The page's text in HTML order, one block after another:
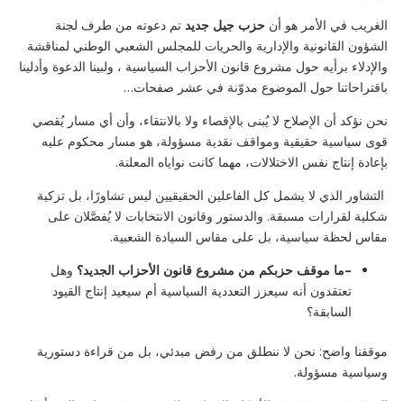
الغريب في الأمر هو أن حزب جيل جديدتم دعوته من طرف لجنة
الشؤون القانونية والإدارية والحريات للمجلس الشعبي الوطني لمناقشة
والإدلاء برأيه حول مشروع قانون الأحزاب السياسية ، ولبينا الدعوة وأدلينا
باقتراحاتنا حول الموضوع مدوّنة في عشر صفحات…
نحن نؤكد أن الإصلاح لا يُبنى بالإقصاء ولا بالانتقاء، وأن أي مسار يُقصي
قوى سياسية حقيقية ومواقف نقدية مسؤولة، هو مسار محكوم عليه
بإعادة إنتاج نفس الاختلالات، مهما كانت نواياه المعلنة.
التشاور الذي لا يشمل كل الفاعلين الحقيقيين ليس تشاورًا، بل تزكية
شكلية لقرارات مسبقة. والدستور وقانون الانتخابات لا يُفصَّلان على
مقاس لحظة سياسية، بل على مقاس السيادة الشعبية.
–ما موقف حزبكم من مشروع قانون الأحزاب الجديد؟ وهل
تعتقدون أنه سيعزز التعددية السياسية أم سيعيد إنتاج القيود
السابقة؟
موقفنا واضح: نحن لا ننطلق من رفض مبدئي، بل من قراءة دستورية
وسياسية مسؤولة.